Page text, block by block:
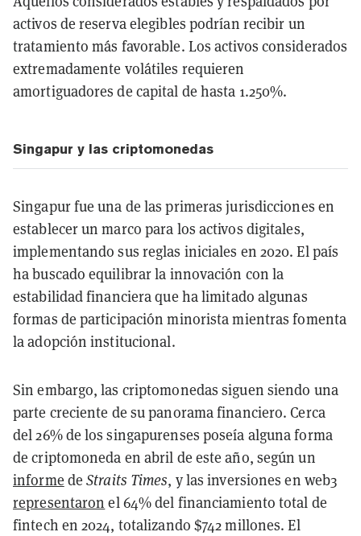
activos de reserva elegibles podrían recibir un
tratamiento más favorable. Los activos considerados
extremadamente volátiles requieren
amortiguadores de capital de hasta 1.250%.
Singapur y las criptomonedas
Singapur fue una de las primeras jurisdicciones en
establecer un marco para los activos digitales,
implementando sus reglas iniciales en 2020. El país
ha buscado equilibrar la innovación con la
estabilidad financiera que ha limitado algunas
formas de participación minorista mientras fomenta
la adopción institucional.
Sin embargo, las criptomonedas siguen siendo una
parte creciente de su panorama financiero. Cerca
del 26% de los singapurenses poseía alguna forma
de criptomoneda en abril de este año, según un
informe deStraits Times, y las inversiones en web3
representaron el 64% del financiamiento total de
fintech en 2024, totalizando $742 millones. El